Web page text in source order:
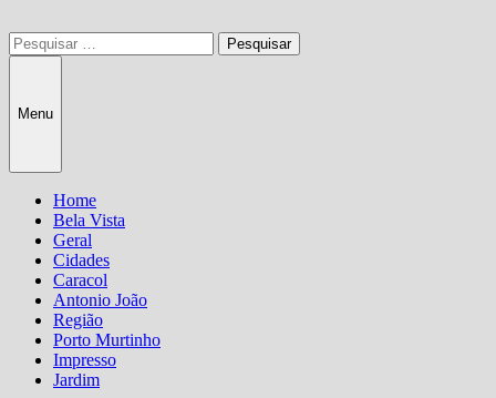
Pesquisar
por:
Menu
Home
Bela Vista
Geral
Cidades
Caracol
Antonio João
Região
Porto Murtinho
Impresso
Jardim